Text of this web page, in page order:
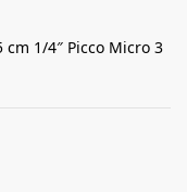
1/4″ Picco Micro 3